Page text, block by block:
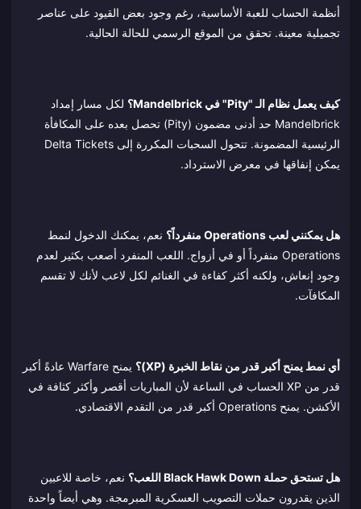
أنظمة الحساب للعبة الأساسية، رغم وجود بعض القيود على عناصر
تجميلية معينة. تحقق من الموقع الرسمي للحالة الحالية.
كيف يعمل نظام الـ "Pity" في Mandelbrick؟
لكل مسار إمداد
Mandelbrick حد أدنى مضمون (Pity) تحصل بعده على المكافأة
الرئيسية المضمونة. تتحول السحبات المكررة إلى Delta Tickets
يمكن إنفاقها في معرض الاسترداد.
هل يمكنني لعب Operations منفرداً؟
نعم، يمكنك الدخول لنمط
Operations منفرداً أو في أزواج. اللعب المنفرد أصعب بكثير لعدم
وجود إنعاش، ولكنه أكثر كفاءة في الغنائم لكل لاعب لأنك لا تقسم
المكافآت.
أي نمط يمنح أكبر قدر من نقاط الخبرة (XP)؟
يمنح Warfare عادةً أكبر
قدر من XP الحساب في الساعة لأن المباريات أقصر وأكثر كثافة في
الأكشن. يمنح Operations أكبر قدر من التقدم الاقتصادي.
هل تستحق حملة Black Hawk Down اللعب؟
نعم، خاصة للاعبين
الذين يقدرون حملات التصويب العسكرية المبرمجة. وهي أيضاً واحدة